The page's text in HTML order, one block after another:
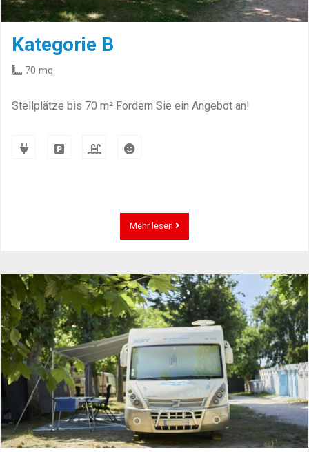
Kategorie B
70 mq
Stellplätze bis 70 m² Fordern Sie ein Angebot an!
Mehr lesen